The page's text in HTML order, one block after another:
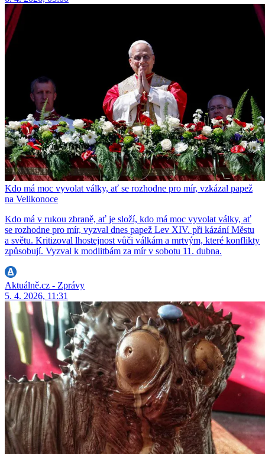
Kdo má moc vyvolat války, ať se rozhodne pro mír, vzkázal papež
na Velikonoce
Kdo má v rukou zbraně, ať je složí, kdo má moc vyvolat války, ať
se rozhodne pro mír, vyzval dnes papež Lev XIV. při kázání Městu
a světu. Kritizoval lhostejnost vůči válkám a mrtvým, které konflikty
způsobují. Vyzval k modlitbám za mír v sobotu 11. dubna.
Aktuálně.cz - Zprávy
5. 4. 2026, 11:31